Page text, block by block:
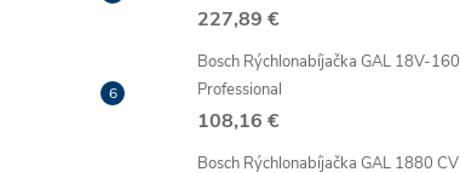
227,89 €
Bosch Rýchlonabíjačka GAL 18V-160
Professional
108,16 €
Bosch Rýchlonabíjačka GAL 1880 CV